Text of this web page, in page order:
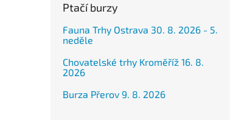
Ptačí burzy
Fauna Trhy Ostrava 30. 8. 2026 - 5.
neděle
Chovatelské trhy Kroměříž 16. 8.
2026
Burza Přerov 9. 8. 2026